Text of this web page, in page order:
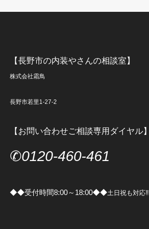
【長野市の内装やさんの相談室】
株式会社霜鳥
長野市若里1-27-2
【お問い合わせご相談専用ダイヤル】
✆0120-460-461
◆◆受付時間8:00～18:00◆◆土日祝も対応‼